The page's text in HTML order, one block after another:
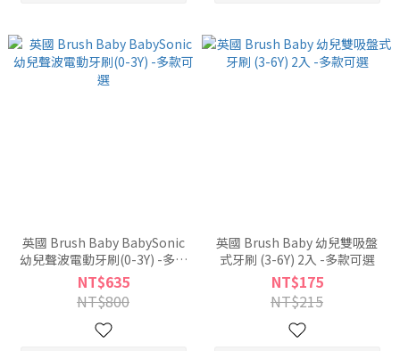
英國 Brush Baby BabySonic
幼兒聲波電動牙刷(0-3Y) -多款
可選
NT$635
NT$800
英國 Brush Baby 幼兒雙吸盤
式牙刷 (3-6Y) 2入 -多款可選
NT$175
NT$215